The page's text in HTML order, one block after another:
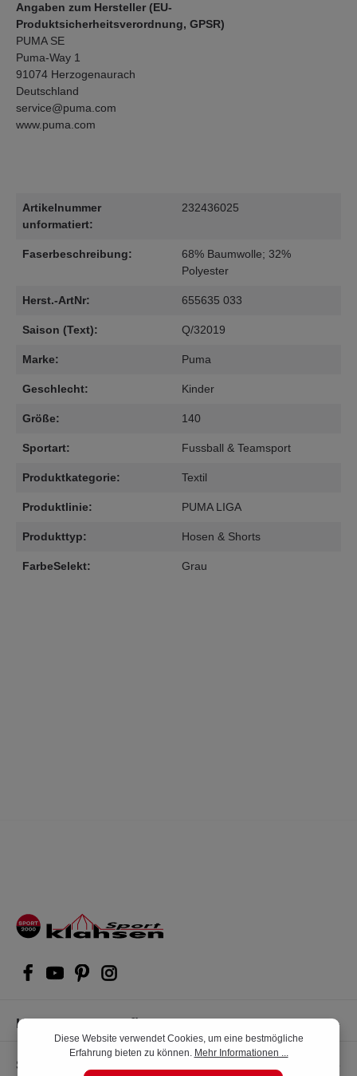
Angaben zum Hersteller (EU-
Produktsicherheitsverordnung, GPSR)
PUMA SE
Puma-Way 1
91074 Herzogenaurach
Deutschland
service@puma.com
www.puma.com
Artikelnummer
unformatiert:
232436025
Faserbeschreibung:
68% Baumwolle; 32%
Polyester
Herst.-ArtNr: 655635 033
Saison (Text): Q/32019
Marke: Puma
Geschlecht: Kinder
Größe: 140
Sportart: Fussball & Teamsport
Produktkategorie: Textil
Produktlinie: PUMA LIGA
Produkttyp: Hosen & Shorts
FarbeSelekt: Grau
Kompetente Kaufberatung
Shop Service
Diese Website verwendet Cookies, um eine bestmögliche
Erfahrung bieten zu können. Mehr Informationen ...